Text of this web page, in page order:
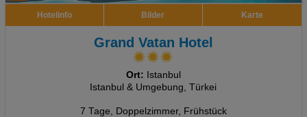
Hotelinfo Bilder Karte
Grand Vatan Hotel
Ort: Istanbul
Istanbul & Umgebung, Türkei
7 Tage, Doppelzimmer, Frühstück